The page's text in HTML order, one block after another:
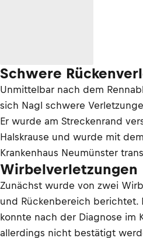
Schwere
Unmittelbar nach dem
sich Nagl schwere
Er wurde am Streckenrand
Halskrause und wurde mit
Krankenhaus Neumünster
Wirbelverletzungen
Zunächst wurde von zwei
und Rückenbereich berichtet.
konnte nach der Diagnose im
allerdings nicht bestätigt